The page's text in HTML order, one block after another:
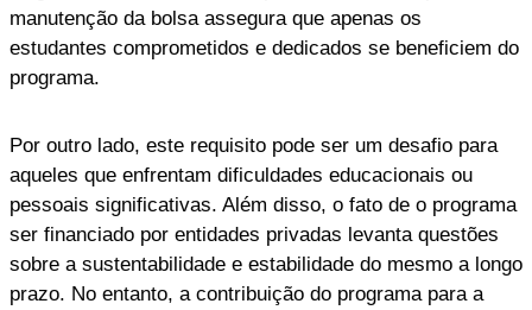
manutenção da bolsa assegura que apenas os
estudantes comprometidos e dedicados se beneficiem do
programa.
Por outro lado, este requisito pode ser um desafio para
aqueles que enfrentam dificuldades educacionais ou
pessoais significativas. Além disso, o fato de o programa
ser financiado por entidades privadas levanta questões
sobre a sustentabilidade e estabilidade do mesmo a longo
prazo. No entanto, a contribuição do programa para a